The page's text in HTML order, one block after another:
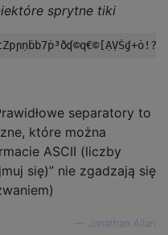
sprytne tiki
separatory to
które można
ASCII (liczby
się)” nie zgadzają się
Jonathan Allan